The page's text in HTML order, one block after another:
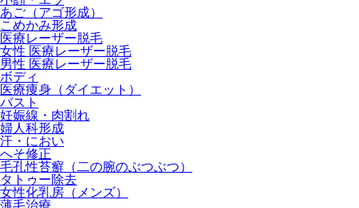
あご（アゴ形成）
こめかみ形成
医療レーザー脱毛
女性 医療レーザー脱毛
男性 医療レーザー脱毛
ボディ
医療痩身（ダイエット）
バスト
妊娠線・肉割れ
婦人科形成
汗・におい
へそ修正
毛孔性苔癬（二の腕のぶつぶつ）
タトゥー除去
女性化乳房（メンズ）
薄毛治療